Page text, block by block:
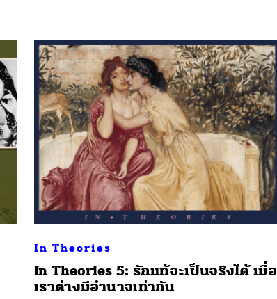
In Theories
In Theories 5: รักแท้จะเป็นจริงได้ เมื่อ
เราต่างมีอำนาจเท่ากัน